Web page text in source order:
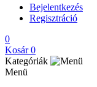
Bejelentkezés
Regisztráció
0
Kosár 0
Kategóriák
Menü